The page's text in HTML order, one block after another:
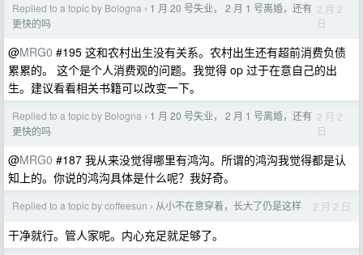
Replied to a topic by Bologna › 1 月 20 号失业， 2 月 1 号离婚，还有
更快的吗
2 月 2
日
@MRG0 #195 这和农村出生没有关系。农村出生还有超前消费负债
累累的。 这个是个人消费观的问题。我觉得 op 过于在意自己的出
生。建议看看相关书籍可以改变一下。
Replied to a topic by Bologna › 1 月 20 号失业， 2 月 1 号离婚，还有
更快的吗
2 月 2
日
@MRG0 #187 我从来没觉得哪里有鸿沟。所谓的鸿沟我觉得都是认
知上的。你说的鸿沟具体是什么呢？我好奇。
Replied to a topic by coffeesun › 从小不在意穿着，长大了仍是这样 2 月 2 日
干净就行。管人家呢。内心充足就足够了。